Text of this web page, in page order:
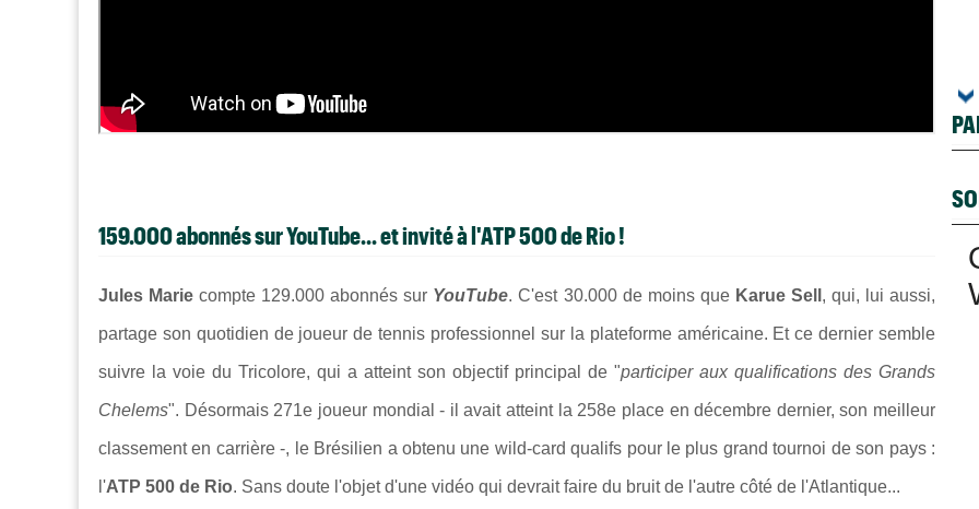
159.000 abonnés sur YouTube... et invité à l'ATP 500 de Rio !
Jules Marie compte 129.000 abonnés sur YouTube. C'est 30.000 de moins que Karue Sell , qui, lui aussi,
partage son quotidien de joueur de tennis professionnel sur la plateforme américaine. Et ce dernier semble
suivre la voie du Tricolore, qui a atteint son objectif principal de "participer aux qualifications des Grands
Chelems". Désormais 271e joueur mondial - il avait atteint la 258e place en décembre dernier, son meilleur
classement en carrière -, le Brésilien a obtenu une wild-card qualifs pour le plus grand tournoi de son pays :
l'ATP 500 de Rio. Sans doute l'objet d'une vidéo qui devrait faire du bruit de l'autre côté de l'Atlantique...